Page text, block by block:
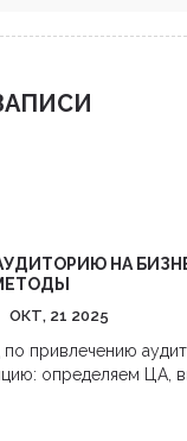
НА
ОКТ, 21 2025
по привлечению
определяем ЦА,